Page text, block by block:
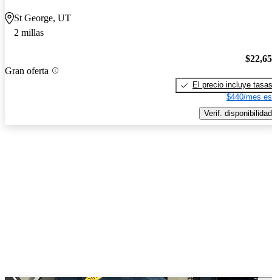
St George, UT
2 millas
Gran oferta
El precio incluye tasas
$440/mes
Verif. disponibilidad